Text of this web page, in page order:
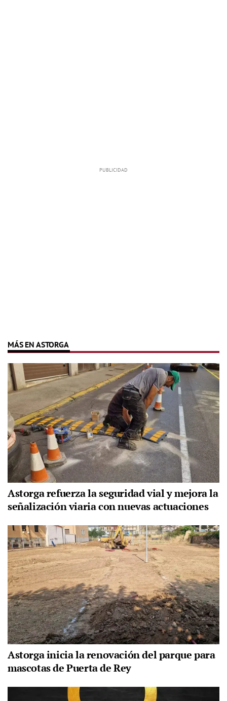
MÁS EN ASTORGA
Astorga refuerza la seguridad vial y mejora la
señalización viaria con nuevas actuaciones
Astorga inicia la renovación del parque para
mascotas de Puerta de Rey